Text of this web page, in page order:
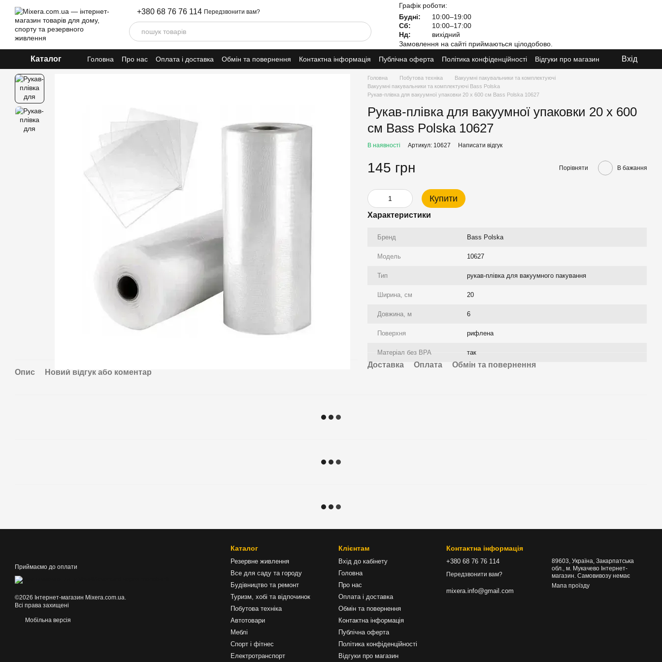
Перейти до основного контенту +380 68 76 76 114 Передзвонити вам?
Графік роботи:
Будні:
10:00–19:00
Сб:
10:00–17:00
Нд:
вихідний
Замовлення на сайті приймаються цілодобово.
Каталог Головна Про нас Оплата і доставка Обмін та повернення Контактна інформація Публічна оферта Політика конфіденційності Відгуки про магазин Вхід
Опис Новий відгук або коментар
Головна Побутова техніка
Вакуумні пакувальники та комплектуючі
Вакуумні пакувальники та комплектуючі Bass Polska
Рукав-плівка для вакуумної упаковки 20 х 600 см Bass Polska 10627
Рукав-плівка для вакуумної упаковки 20 х 600
см Bass Polska 10627
В наявності Артикул: 10627 Написати відгук
145 грн Порівняти В бажання
Купити
Характеристики
Бренд Bass Polska
Модель 10627
Тип рукав-плівка для вакуумного пакування
Ширина, см 20
Довжина, м 6
Поверхня рифлена
Матеріал без BPA так
Доставка Оплата Обмін та повернення
Приймаємо до оплати
©2026 Інтернет-магазин Mixera.com.ua.
Всі права захищені
Мобільна версія
Каталог
Резервне живлення
Все для саду та городу
Будівництво та ремонт
Туризм, хобі та відпочинок
Побутова техніка
Автотовари
Меблі
Спорт і фітнес
Електротранспорт
Клієнтам
Вхід до кабінету
Головна
Про нас
Оплата і доставка
Обмін та повернення
Контактна інформація
Публічна оферта
Політика конфіденційності
Відгуки про магазин
Контактна інформація
+380 68 76 76 114
Передзвонити вам?
mixera.info@gmail.com
89603, Україна, Закарпатська
обл., м. Мукачево Інтернет-
магазин. Самовивозу немає
Мапа проїзду